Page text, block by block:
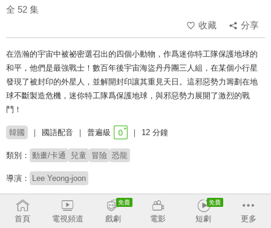
全 52 集
收藏
分享
在浩瀚的宇宙中被祕密選召出的四個小動物，作爲迷你特工隊保護地球的
和平，他們是最強戰士！數百年後宇宙海盜丹丹團三人組，在某個小行星
發現了被封印的外星人，並解開封印讓其重見天日。這邪惡勢力籌劃在地
球不斷製造危機，迷你特工隊爲保護地球，與邪惡勢力展開了激烈的戰
鬥！
韓國 國語配音 普遍級 12 分鐘
類別： 動畫/卡通 兒童 冒險 恐龍
導演： Lee Yeong-joon
# 兒少 # 闔家觀賞 # 兒童專屬 # 友誼與團隊合作
首頁 電視頻道 戲劇 電影 短劇 更多